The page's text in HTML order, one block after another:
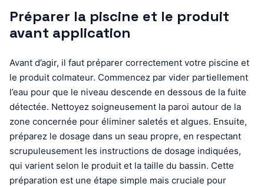
Préparer la piscine et le produit
avant application
Avant d’agir, il faut préparer correctement votre piscine et
le produit colmateur. Commencez par vider partiellement
l’eau pour que le niveau descende en dessous de la fuite
détectée. Nettoyez soigneusement la paroi autour de la
zone concernée pour éliminer saletés et algues. Ensuite,
préparez le dosage dans un seau propre, en respectant
scrupuleusement les instructions de dosage indiquées,
qui varient selon le produit et la taille du bassin. Cette
préparation est une étape simple mais cruciale pour